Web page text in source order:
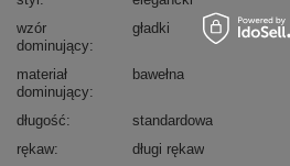
wzór
dominujący
gładki
materiał
dominujący
bawełna
długość
standardowa
rękaw
długi rękaw